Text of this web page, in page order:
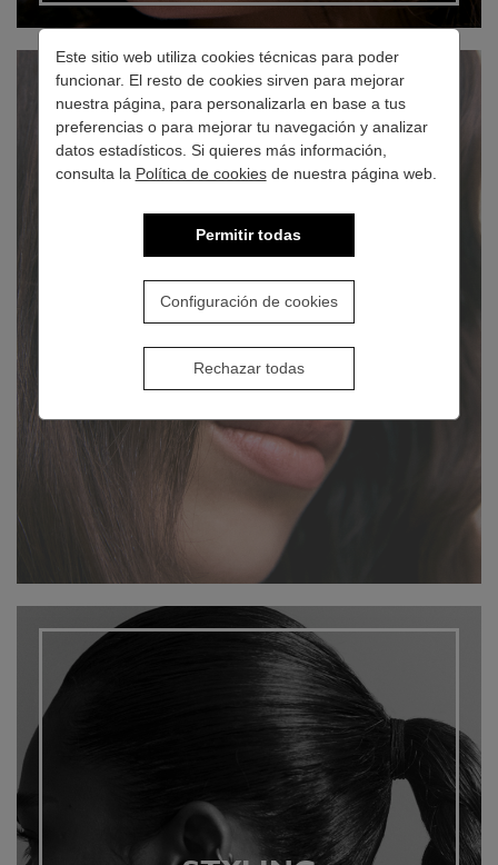
Este sitio web utiliza cookies técnicas para poder
funcionar. El resto de cookies sirven para mejorar
nuestra página, para personalizarla en base a tus
preferencias o para mejorar tu navegación y analizar
datos estadísticos. Si quieres más información,
consulta la Política de cookiesde nuestra página web.
Permitir todas
Configuración de cookies
Rechazar todas